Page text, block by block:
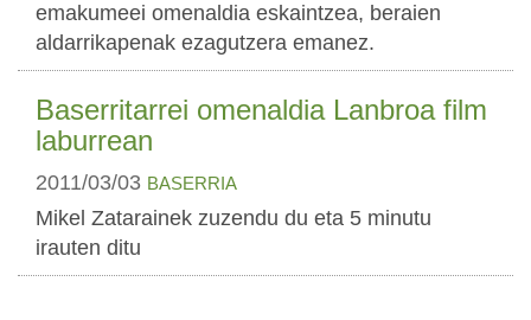
emakumeei omenaldia eskaintzea, beraien
aldarrikapenak ezagutzera emanez.
Baserritarrei omenaldia Lanbroa film
laburrean
2011/03/03 BASERRIA
Mikel Zatarainek zuzendu du eta 5 minutu
irauten ditu